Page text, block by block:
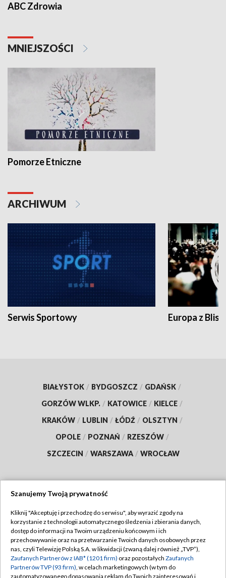
ABC Zdrowia
MNIEJSZOŚCI
Pomorze Etniczne
ARCHIWUM
Serwis Sportowy Europa z
BIAŁYSTOK / BYDGOSZCZ / GDAŃSK /
GORZÓW WLKP. / KATOWICE / KIELCE /
KRAKÓW / LUBLIN / ŁÓDŹ / OLSZTYN /
OPOLE / POZNAŃ / RZESZÓW /
SZCZECIN / WARSZAWA / WROCŁAW
TVP
Abonament TVP
Emisja w TVP
Centrum informacji TVP
Regulamin TVP
Polityka prywatności
Moje zgody
Szanujemy Twoją prywatność
Kliknij "Akceptuję i przechodzę do serwisu", aby wyrazić zgody na
korzystanie z technologii automatycznego śledzenia i zbierania danych,
dostęp do informacji na Twoim urządzeniu końcowym i ich
przechowywanie oraz na przetwarzanie Twoich danych osobowych przez
nas, czyli Telewizję Polską S.A. w likwidacji (zwaną dalej również „TVP”),
Zaufanych Partnerów z IAB* (1201 firm) oraz pozostałych Zaufanych
Partnerów TVP (93 firm), w celach marketingowych (w tym do
zautomatyzowanego dopasowania reklam do Twoich zainteresowań i